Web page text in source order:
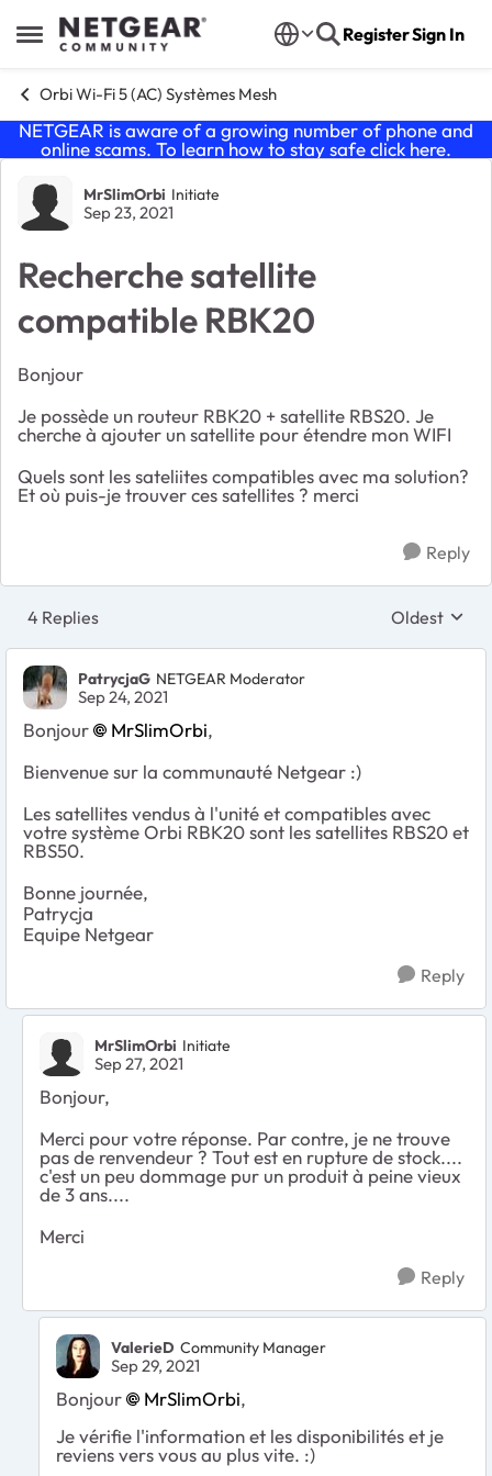
Open Side Menu
Skip to content RegisterSign In
Orbi Wi-Fi 5 (AC) Systèmes Mesh
NETGEAR is aware of a growing number of phone and
online scams. To learn how to stay safe click here.
Forum Discussion
MrSlimOrbi Initiate
Sep 23, 2021
Recherche satellite
compatible RBK20
Bonjour
Je possède un routeur RBK20 + satellite RBS20. Je
cherche à ajouter un satellite pour étendre mon WIFI
Quels sont les sateliites compatibles avec ma solution?
Et où puis-je trouver ces satellites ? merci
Reply
4 Replies Replies
Oldest
PatrycjaG NETGEAR Moderator
Sep 24, 2021
Bonjour MrSlimOrbi,
Bienvenue sur la communauté Netgear :)
Les satellites vendus à l'unité et compatibles avec
votre système Orbi RBK20 sont les satellites RBS20 et
RBS50.
Bonne journée,
Patrycja
Equipe Netgear
Reply
MrSlimOrbi Initiate
Sep 27, 2021
Bonjour,
Merci pour votre réponse. Par contre, je ne trouve
pas de renvendeur ? Tout est en rupture de stock....
c'est un peu dommage pur un produit à peine vieux
de 3 ans....
Merci
Reply
ValerieD Community Manager
Sep 29, 2021
Bonjour MrSlimOrbi,
Je vérifie l'information et les disponibilités et je
reviens vers vous au plus vite. :)